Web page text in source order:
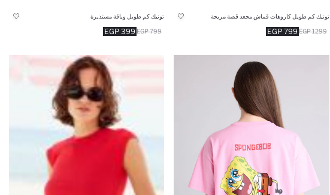
تونيك كم طويل كاروهات قماش مجعد قصة مريحة
799 EGP 1299 EGP
تونيك كم طويل وياقة مستديرة
399 EGP 799 EGP